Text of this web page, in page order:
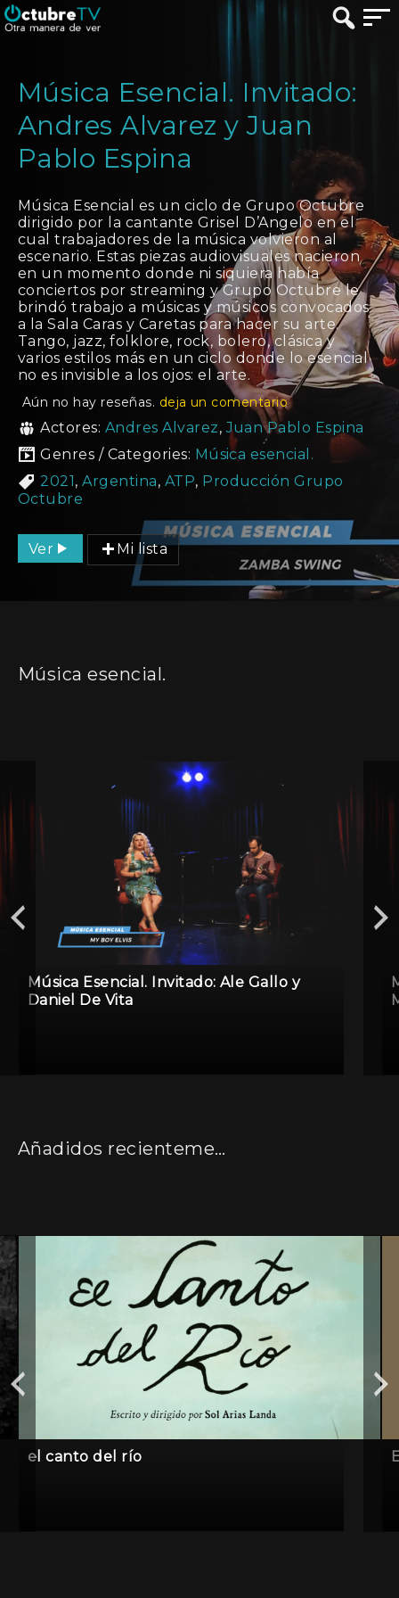
Música Esencial. Invitado:
Andres Alvarez y Juan
Pablo Espina
Música Esencial es un ciclo de Grupo Octubre
dirigido por la cantante Grisel D’Angelo en el
cual trabajadores de la música volvieron al
escenario. Estas piezas audiovisuales nacieron
en un momento donde ni siquiera había
conciertos por streaming y Grupo Octubre le
brindó trabajo a músicas y músicos convocados
a la Sala Caras y Caretas para hacer su arte.
Tango, jazz, folklore, rock, bolero, clásica y
varios estilos más en un ciclo donde lo esencial
no es invisible a los ojos: el arte.
Aún no hay reseñas. deja un comentario
Actores: Andres Alvarez,Juan Pablo Espina
Genres / Categories: Música esencial.
2021,Argentina, ATP, Producción Grupo
Octubre
Ver Mi lista
Música esencial.
Música Esencial. Invitado: Ale Gallo y
Daniel De Vita
Añadidos recientemente
el canto del río